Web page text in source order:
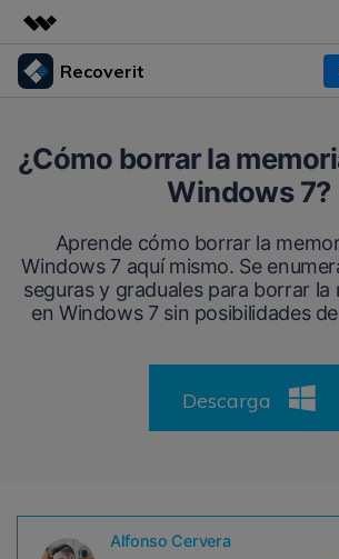
Productos destacados
Utilidades
Empresas
Sala de prensa
Recoverit
Líder en recuperación para Windows
Pruébalo Gratis
Recoverit para Mac
Recupera datos ilimitados del
Recuperar de Unidades
Recuperar Medios Borrados
Recuperar Documentos
Recursos
Experto en Recuperación de Datos
Historias de Clientes
¿Cómo borrar la
Windows 7?
Aprende cómo borrar la
Windows 7 aquí mismo. Se
seguras y graduales para borrar la
en Windows 7 sin posibilidades
Descarga
Alfonso Cervera